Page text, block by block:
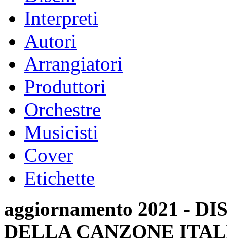
Interpreti
Autori
Arrangiatori
Produttori
Orchestre
Musicisti
Cover
Etichette
aggiornamento 2021 -
DELLA CANZONE